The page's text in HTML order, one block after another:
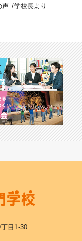
声 学校長より
目1-30